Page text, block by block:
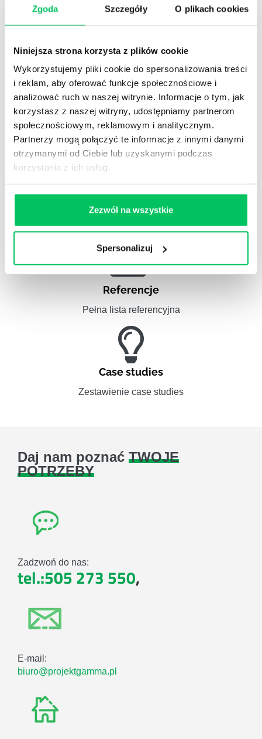
Zgoda Szczegóły O plikach cookies
Niniejsza strona korzysta z plików cookie
Wykorzystujemy pliki cookie do spersonalizowania treści
i reklam, aby oferować funkcje społecznościowe i
analizować ruch w naszej witrynie. Informacje o tym, jak
korzystasz z naszej witryny, udostępniamy partnerom
społecznościowym, reklamowym i analitycznym.
Partnerzy mogą połączyć te informacje z innymi danymi
otrzymanymi od Ciebie lub uzyskanymi podczas
korzystania z ich usług.
Zezwól na wszystkie
Spersonalizuj
REFERENCJE I CASE STUDIES
Referencje
Projekty komercyjne
Referencje
Administracja publiczna
Referencje
Pełna lista referencyjna
Case studies
Zestawienie case studies
Daj nam poznać TWOJE
POTRZEBY
Zadzwoń do nas:
tel.:505 273 550,
E-mail:
biuro@projektgamma.pl